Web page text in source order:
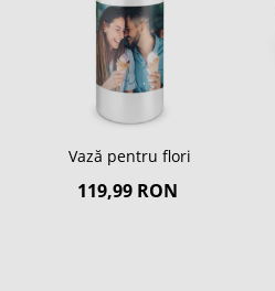
Vază pentru flori
119,99 RON